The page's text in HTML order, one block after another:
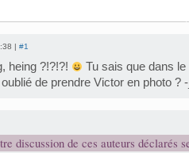
| #1
heing ?!?!?!
Tu sais que dans le
oublié de prendre Victor en photo ?
discussion de ces auteurs déclarés